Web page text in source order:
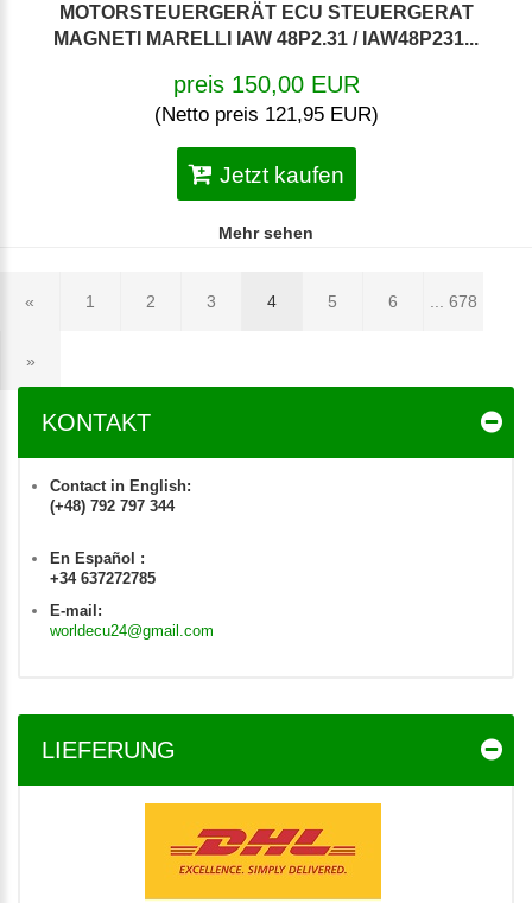
MOTORSTEUERGERÄT ECU STEUERGERAT
MAGNETI MARELLI IAW 48P2.31 / IAW48P231...
preis 150,00 EUR
(Netto preis 121,95 EUR)
Jetzt kaufen
Mehr sehen
« 1 2 3 4 5 6 ... 678
»
KONTAKT
Contact in English:
(+48) 792 797 344
En Español :
+34 637272785
E-mail:
worldecu24@gmail.com
LIEFERUNG